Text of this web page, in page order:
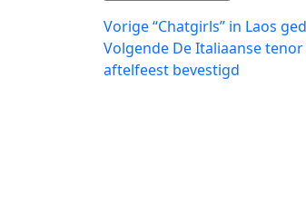
Bericht
navigatie
VorigeVorig
bericht:
“Chatgirls” in Laos
Volgende Volgend
bericht:
De Italiaanse
aftelfeest bevestigd